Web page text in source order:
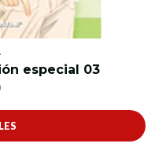
especial 03